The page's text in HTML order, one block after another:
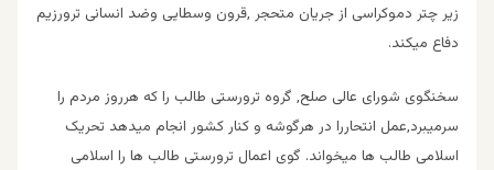
زیر چتر دموکراسی از جریان متحجر ,قرون وسطایی وضد انسانی ترورزیم
دفاع میکند.
سخنگوی شورای عالی صلح, گروه ترورستی طالب را که هرروز مردم را
سرمیبرد,عمل انتحاررا در هرگوشه و کنار کشور انجام میدهد تحریک
اسلامی طالب ها میخواند. گوی اعمال ترورستی طالب ها را اسلامی